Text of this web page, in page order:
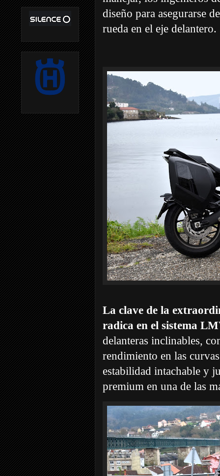
diseño para asegurarse
rueda en el eje delantero.
La clave de la
radica en el sistema
delanteras inclinables,
rendimiento en las
estabilidad intachable y
premium en una de las